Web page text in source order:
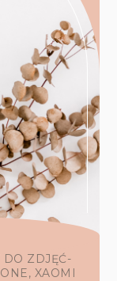
ZDJĘĆ-
XAOMI